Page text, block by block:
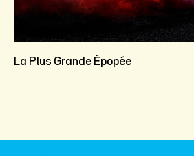
La Plus Grande Épopée